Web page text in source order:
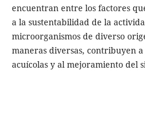
encuentran entre los factores
a la sustentabilidad de la
microorganismos de diverso
maneras diversas, contribuyen
acuícolas y al mejoramiento del